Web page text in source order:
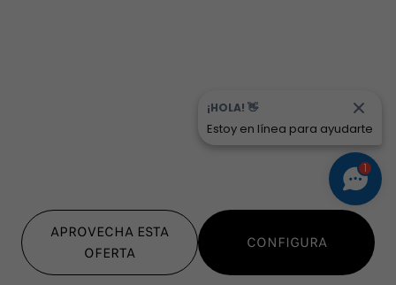
APROVECHA ESTA
OFERTA
CONFIGURA
1
¡HOLA! 👋
Estoy en línea para ayudarte